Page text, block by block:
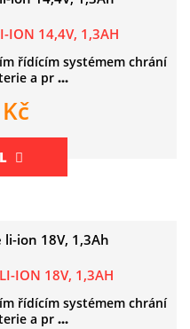
ION 14,4V, 1,3AH
řídícím systémem chrání
a pr ...
Kč
ION 18V, 1,3AH
řídícím systémem chrání
a pr ...